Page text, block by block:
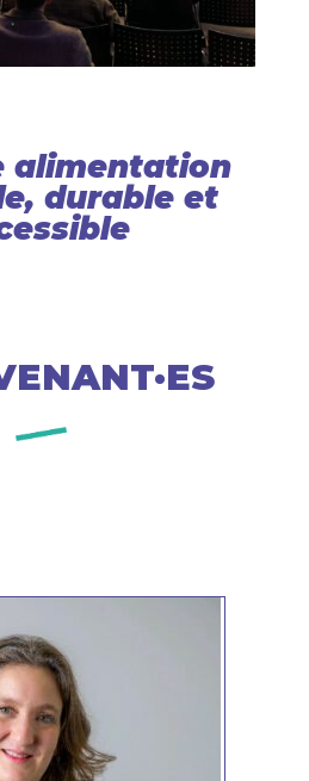
alimentation
durable et